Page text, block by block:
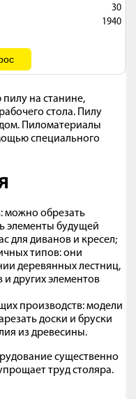
30
1940
на станине,
стола. Пилу
Пиломатериалы
специального
можно обрезать
элементы будущей
для диванов и кресел;
типов: они
деревянных лестниц,
других элементов
производств: модели
доски и бруски
из древесины.
существенно
труд столяра.